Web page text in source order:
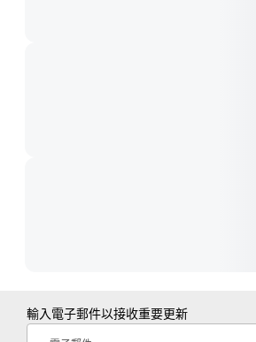
輸入電子郵件以接收重要更新